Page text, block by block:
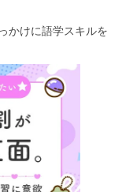
かけに語学スキルを